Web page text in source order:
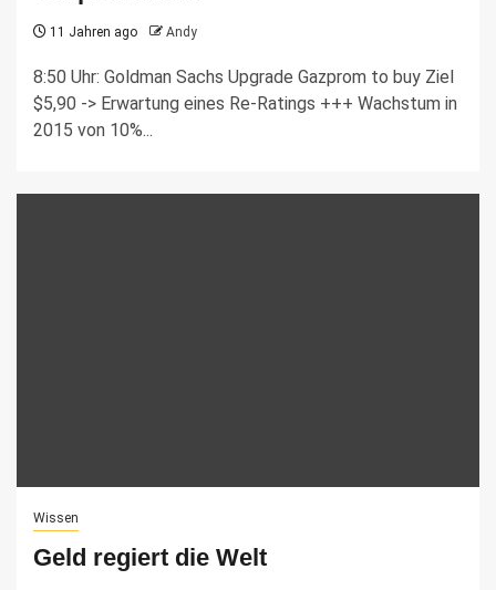
11 Jahren ago Andy
8:50 Uhr: Goldman Sachs Upgrade Gazprom to buy Ziel
$5,90 -> Erwartung eines Re-Ratings +++ Wachstum in
2015 von 10%...
Wissen
Geld regiert die Welt